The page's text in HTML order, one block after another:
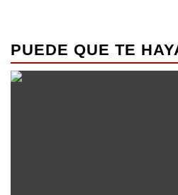
PUEDE QUE TE